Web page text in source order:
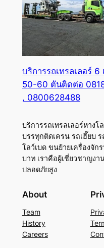
บริการรถเทรลเลอร์
50-60 ตันติดต่อ
, 0800628488
บริการรถเทรลเลอร์หางโ
บรรทุกติดเครน รถเฮี๊ยบ
โลว์เบด ขนย้ายเครื่องจั
บาท เราคือผู้เชี่ยวชาญง
ปลอดภัยสูง
About
Team
History
Careers